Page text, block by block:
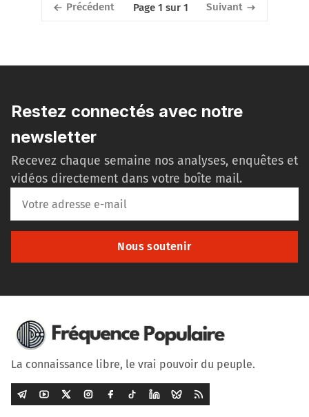
Précédent Page 1 sur 1 Suivant
Restez connectés avec notre
newsletter
Recevez chaque semaine nos analyses, enquêtes et
vidéos directement dans votre boîte mail.
Nous soutenir
La connaissance libre, le vrai pouvoir du peuple.